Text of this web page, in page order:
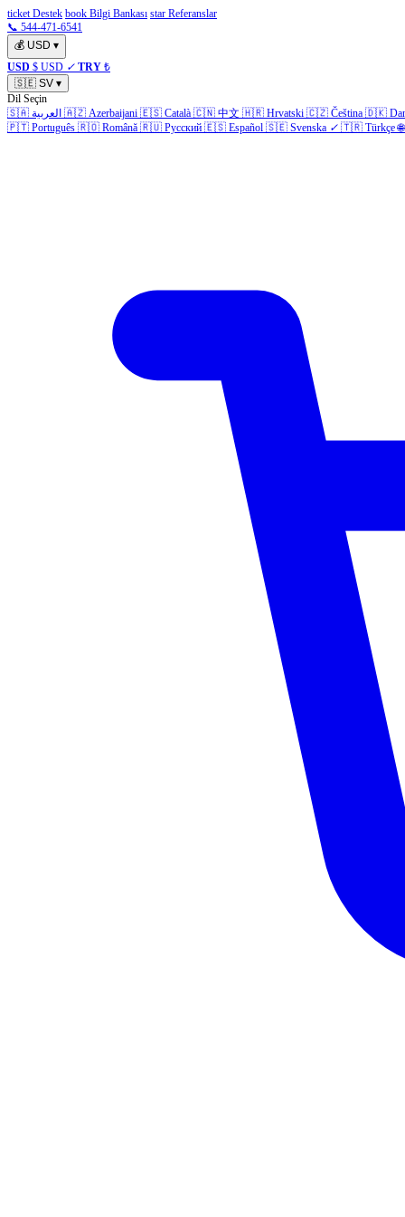
ticket Destek book Bilgi Bankası star Referanslar
📞 544-471-6541
💰 USD ▾
USD $ USD ✓ TRY ₺
🇸🇪 SV ▾
Dil Seçin
🇸🇦 العربية 🇦🇿 Azerbaijani 🇪🇸 Català 🇨🇳 中文 🇭🇷 Hrvatski 🇨🇿 Čeština 🇩🇰
🇵🇹 Português 🇷🇴 Română 🇷🇺 Русский 🇪🇸 Español 🇸🇪 Svenska ✓ 🇹🇷 Türkçe 🌐